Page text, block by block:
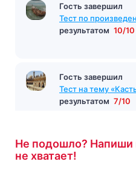
Гость завершил
Тест по
результатом 10/10
Гость завершил
Тест на тему
результатом 7/10
Не подошло? Напиши
не хватает!